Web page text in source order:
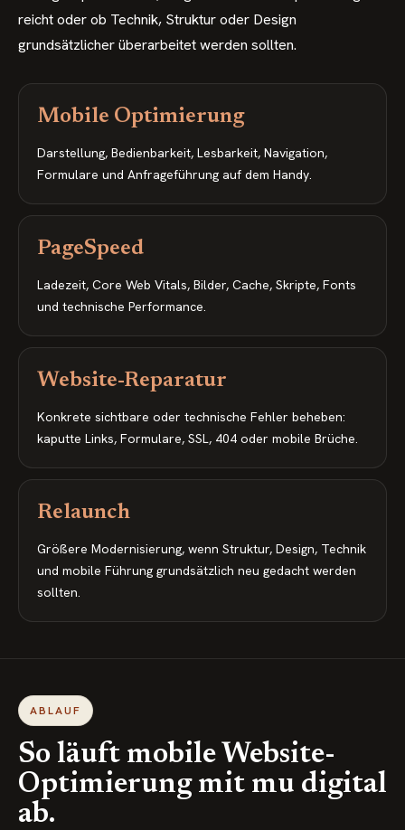
reicht oder ob Technik, Struktur oder Design
grundsätzlicher überarbeitet werden sollten.
Mobile Optimierung
Darstellung, Bedienbarkeit, Lesbarkeit, Navigation,
Formulare und Anfrageführung auf dem Handy.
PageSpeed
Ladezeit, Core Web Vitals, Bilder, Cache, Skripte, Fonts
und technische Performance.
Website-Reparatur
Konkrete sichtbare oder technische Fehler beheben:
kaputte Links, Formulare, SSL, 404 oder mobile Brüche.
Relaunch
Größere Modernisierung, wenn Struktur, Design, Technik
und mobile Führung grundsätzlich neu gedacht werden
sollten.
ABLAUF
So läuft mobile Website-
Optimierung mit mu digital
ab.